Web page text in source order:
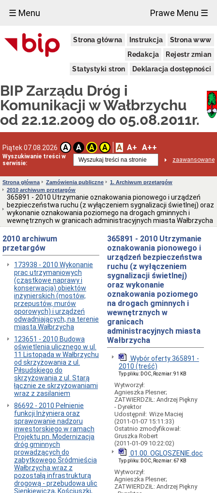
☰ Menu Prawe Menu ☰
Strona główna Instrukcja
Strona www
Redakcja
Rejestr zmian
Statystyki stron
Deklaracja dostępności
BIP Zarządu Dróg i
Komunikacji w Wałbrzychu
od 22.12.2009 do 05.08.2011r.
Piątek 07.08.2026 A A A A A A+ A++
Wyszukiwanie treści w
serwisie:
zaawansowane
Publiczny
Transport
Zbiorowy
bezpośredniego
zawarcia
umowy
KANAŁY
TECHNOLOGICZNE
Wykaz
inwestycji
NIEPEŁNOSPRAWNE
Poradnik
wobec
osób
niepełnosprawnych
Przewóz
niepełnosprawnych
Publiczna
autobusowa
komunikacja
miejska
PARKOWANIE
płatne
Miejsca
postojowe
dla
osób
niepełnosprawnych
DROGI
Informacje
ogólne
Rachunek
Bankowy
ZIMA
2010-
Podział
dróg
Wałbrzychu
Przebieg
dróg
gminnych
Wałbrzychu
Strona główna Zamówienia publiczne
1. Archiwum przetargów
2010 archiwum przetargów
365891 - 2010 Utrzymanie oznakowania pionowego i urządzeń
bezpieczeństwa ruchu (z wyłączeniem sygnalizacji świetlnej) oraz
wykonanie oznakowania poziomego na drogach gminnych i
wewnętrznych w granicach administracyjnych miasta Wałbrzycha
2010 archiwum
przetargów
173938 - 2010 Wykonanie
prac utrzymaniowych
(cząstkowe naprawy i
konserwacja) obiektów
inżynierskich (mostów,
przepustów, murów
oporowych) i urządzeń
odwadniających, na terenie
miasta Wałbrzycha
123651 - 2010 Budowa
oświetlenia ulicznego w ul.
11 Listopada w Wałbrzychu
od skrzyżowania z ul.
Piłsudskiego do
skrzyżowania z ul. Starą
łącznie ze skrzyżowaniami
wraz z zasilaniem
86692 - 2010 Pełnienie
funkcji Inżyniera oraz
sprawowanie nadzoru
inwestorskiego w ramach
Projektu pn. Modernizacja
dróg gminnych
prowadzących do
zabytkowego Śródmieścia
Wałbrzycha wraz z
pozostałą infrastrukturą
drogową - przebudowa ulic
Sienkiewicza, Kościuszki,
365891 - 2010 Utrzymanie
oznakowania pionowego i
urządzeń bezpieczeństwa
ruchu (z wyłączeniem
sygnalizacji świetlnej)
oraz wykonanie
oznakowania poziomego
na drogach gminnych i
wewnętrznych w
granicach
administracyjnych miasta
Wałbrzycha
Wybór oferty 365891 -
2010 (treść)
Typ pliku: DOC, Rozmiar: 91 KB
Wytworzył:
Agnieszka Plesner;
ZATWIERDZIŁ: Andrzej Piękny
- Dyrektor
Udostępnił: Wize Maciej
(2011-01-07 15:11:33)
Ostatnio zmodyfikował:
Gruszka Robert
(2011-01-09 10:22:02)
01.00. OGLOSZENIE.doc
Typ pliku: DOC, Rozmiar: 67 KB
Wytworzył:
Agnieszka Plesner;
ZATWIERDZIŁ: Andrzej Piękny
×